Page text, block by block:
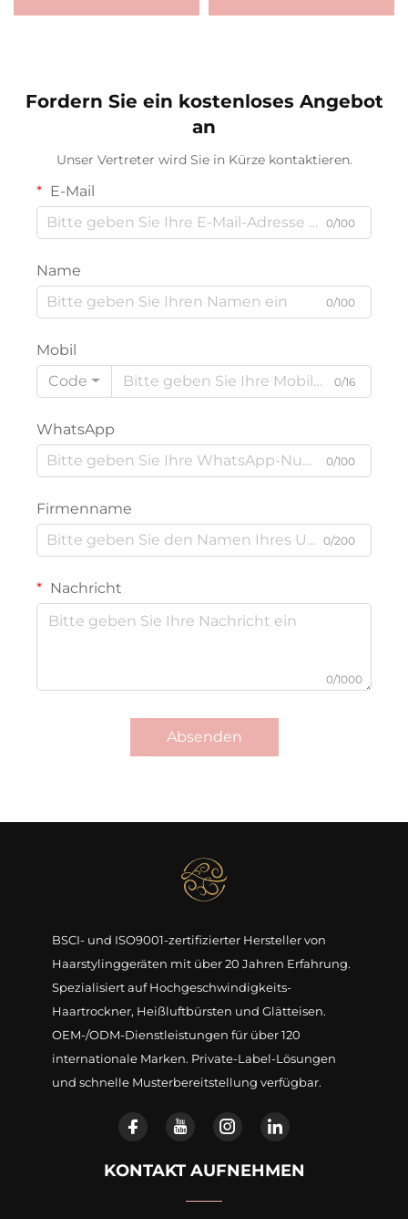
Heißluftbürste
Fordern Sie ein kostenloses Angebot
an
Unser Vertreter wird Sie in Kürze kontaktieren.
E-Mail
0/100
Name
0/100
Mobil
Code
0/16
WhatsApp
0/100
Firmenname
0/200
Nachricht
0/1000
Absenden
BSCI- und ISO9001-zertifizierter Hersteller von
Haarstylinggeräten mit über 20 Jahren Erfahrung.
Spezialisiert auf Hochgeschwindigkeits-
Haartrockner, Heißluftbürsten und Glätteisen.
OEM-/ODM-Dienstleistungen für über 120
internationale Marken. Private-Label-Lösungen
und schnelle Musterbereitstellung verfügbar.
KONTAKT AUFNEHMEN